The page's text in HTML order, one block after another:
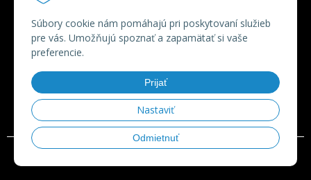
Súbory cookie nám pomáhajú pri poskytovaní služieb
pre vás. Umožňujú spoznať a zapamätať si vaše
preferencie.
Prijať
Nastaviť
Odmietnuť
E-mail: deltatex@deltatex.sk
VŠETKO O NÁKUPE
Obchodné podmienky
Ochrana osobných údajov
© 2026 deltatex.sk •tvorba eshopu cez UNIobchod,webhostingspoločnosti